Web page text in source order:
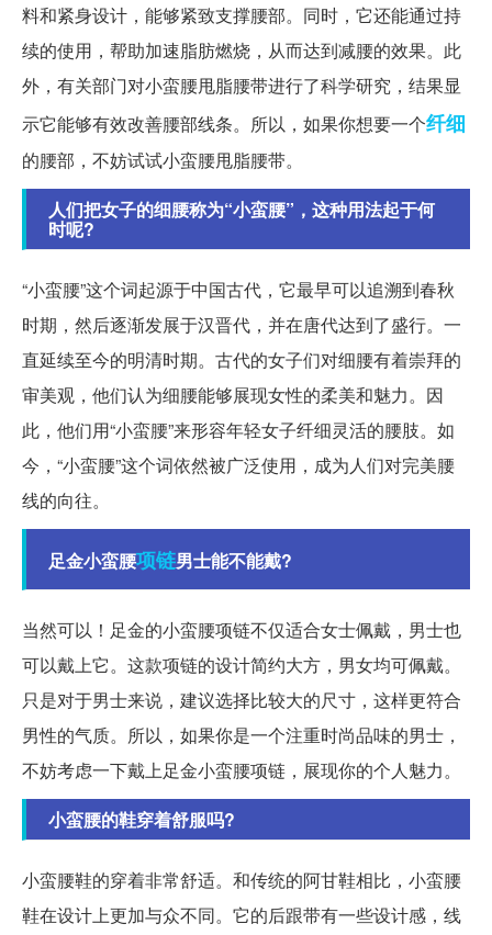
料和紧身设计，能够紧致支撑腰部。同时，它还能通过持
续的使用，帮助加速脂肪燃烧，从而达到减腰的效果。此
外，有关部门对小蛮腰甩脂腰带进行了科学研究，结果显
示它能够有效改善腰部线条。所以，如果你想要一个纤细
的腰部，不妨试试小蛮腰甩脂腰带。
人们把女子的细腰称为“小蛮腰”，这种用法起于何
时呢?
“小蛮腰”这个词起源于中国古代，它最早可以追溯到春秋
时期，然后逐渐发展于汉晋代，并在唐代达到了盛行。一
直延续至今的明清时期。古代的女子们对细腰有着崇拜的
审美观，他们认为细腰能够展现女性的柔美和魅力。因
此，他们用“小蛮腰”来形容年轻女子纤细灵活的腰肢。如
今，“小蛮腰”这个词依然被广泛使用，成为人们对完美腰
线的向往。
足金小蛮腰项链男士能不能戴?
当然可以！足金的小蛮腰项链不仅适合女士佩戴，男士也
可以戴上它。这款项链的设计简约大方，男女均可佩戴。
只是对于男士来说，建议选择比较大的尺寸，这样更符合
男性的气质。所以，如果你是一个注重时尚品味的男士，
不妨考虑一下戴上足金小蛮腰项链，展现你的个人魅力。
小蛮腰的鞋穿着舒服吗?
小蛮腰鞋的穿着非常舒适。和传统的阿甘鞋相比，小蛮腰
鞋在设计上更加与众不同。它的后跟带有一些设计感，线